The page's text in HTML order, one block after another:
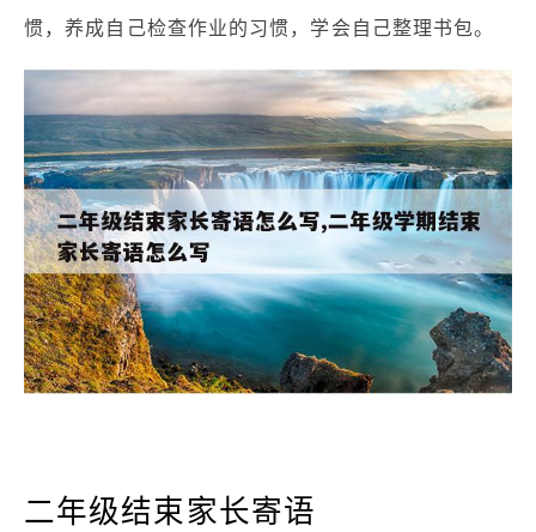
惯，养成自己检查作业的习惯，学会自己整理书包。
二年级结束家长寄语